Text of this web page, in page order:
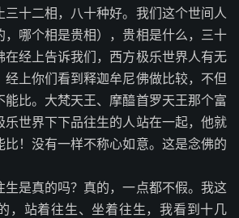
十二相，八十种好。我们这个世间人
，哪个相是贵相），贵相是什么，三十
在经上告诉我们，西方极乐世界人有无
经上你们看到释迦牟尼佛做比较，不但
比。大梵天王、摩醯首罗天王那个富
乐世界下下品往生的人站在一起，他就
！没有一样不称心如意。这是念佛的
是真的吗？真的，一点都不假。我这
，站着往生、坐着往生，我看到十几